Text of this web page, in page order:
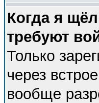
Когда я
требуют
Только
через
вообще